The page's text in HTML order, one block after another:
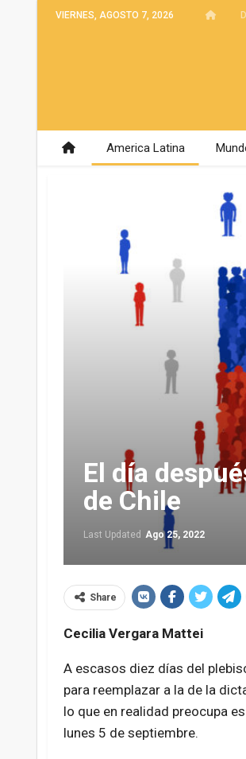
VIERNES, AGOSTO 7, 2026
America Latina
El día
de Chile
Last Updated Ago 25, 2022
Share
Cecilia Vergara Mattei
A escasos diez días del
para reemplazar a la de la
lo que en realidad preocupa
lunes 5 de septiembre.